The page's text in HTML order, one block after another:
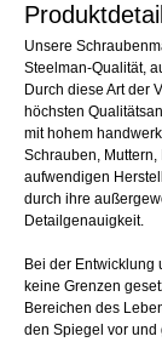
Unsere
Steelman-Qualität,
Durch diese Art der
höchsten
mit hohem
Schrauben,
aufwendigen
durch ihre
Detailgenauigkeit.
Bei der Entwicklung
keine Grenzen
Bereichen des
den Spiegel vor und